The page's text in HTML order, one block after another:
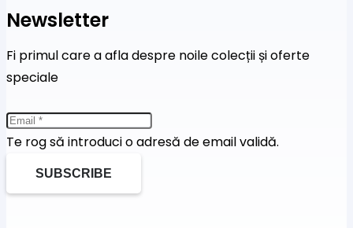
Newsletter
Fi primul care a afla despre noile colecții și oferte
speciale
Te rog să introduci o adresă de email validă.
SUBSCRIBE